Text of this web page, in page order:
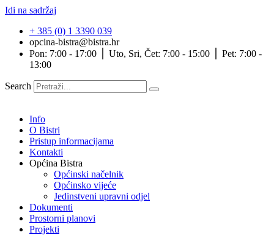
Idi na sadržaj
+ 385 (0) 1 3390 039
opcina-bistra@bistra.hr
Pon: 7:00 - 17:00 ⎪ Uto, Sri, Čet: 7:00 - 15:00 ⎪ Pet: 7:00 -
13:00
Search
Info
O Bistri
Pristup informacijama
Kontakti
Općina Bistra
Općinski načelnik
Općinsko vijeće
Jedinstveni upravni odjel
Dokumenti
Prostorni planovi
Projekti